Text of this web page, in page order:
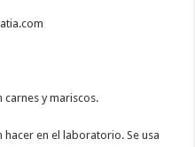
carnes y mariscos.
en el laboratorio. Se usa